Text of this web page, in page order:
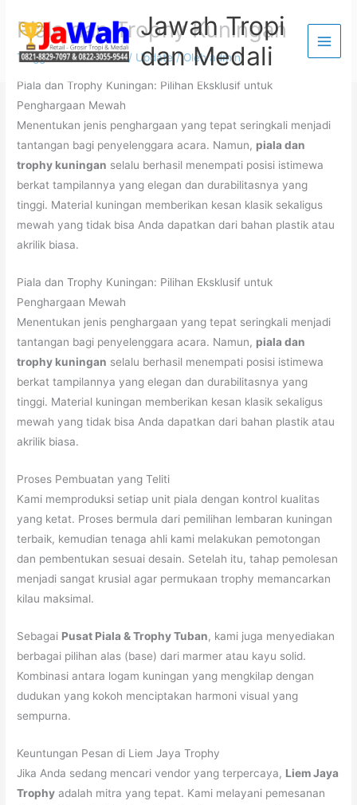
konten
Jawah Tropi
dan Medali
Piala dan Trophy Kuningan
Tinggalkan Komentar / Update/ Olehadmin
Piala dan Trophy Kuningan: Pilihan Eksklusif untuk
Penghargaan Mewah
Menentukan jenis penghargaan yang tepat seringkali menjadi
tantangan bagi penyelenggara acara. Namun, piala dan
trophy kuningan selalu berhasil menempati posisi istimewa
berkat tampilannya yang elegan dan durabilitasnya yang
tinggi. Material kuningan memberikan kesan klasik sekaligus
mewah yang tidak bisa Anda dapatkan dari bahan plastik atau
akrilik biasa.
Piala dan Trophy Kuningan: Pilihan Eksklusif untuk
Penghargaan Mewah
Menentukan jenis penghargaan yang tepat seringkali menjadi
tantangan bagi penyelenggara acara. Namun, piala dan
trophy kuningan selalu berhasil menempati posisi istimewa
berkat tampilannya yang elegan dan durabilitasnya yang
tinggi. Material kuningan memberikan kesan klasik sekaligus
mewah yang tidak bisa Anda dapatkan dari bahan plastik atau
akrilik biasa.
Proses Pembuatan yang Teliti
Kami memproduksi setiap unit piala dengan kontrol kualitas
yang ketat. Proses bermula dari pemilihan lembaran kuningan
terbaik, kemudian tenaga ahli kami melakukan pemotongan
dan pembentukan sesuai desain. Setelah itu, tahap pemolesan
menjadi sangat krusial agar permukaan trophy memancarkan
kilau maksimal.
Sebagai Pusat Piala & Trophy Tuban, kami juga menyediakan
berbagai pilihan alas (base) dari marmer atau kayu solid.
Kombinasi antara logam kuningan yang mengkilap dengan
dudukan yang kokoh menciptakan harmoni visual yang
sempurna.
Keuntungan Pesan di Liem Jaya Trophy
Jika Anda sedang mencari vendor yang terpercaya, Liem Jaya
Trophy adalah mitra yang tepat. Kami melayani pemesanan